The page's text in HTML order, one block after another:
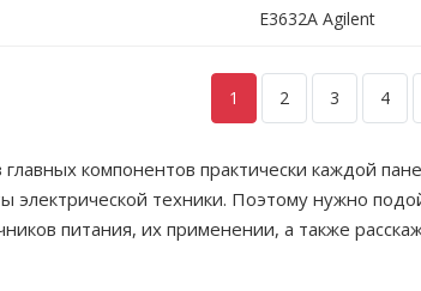
E3632A Agilent
1 2 3 4
главных компонентов практически каждой
электрической техники. Поэтому нужно
питания, их применении, а также